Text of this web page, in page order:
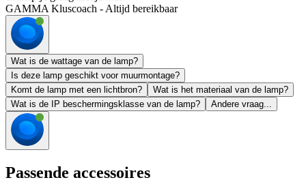
GAMMA Kluscoach - Altijd bereikbaar
Wat is de wattage van de lamp?
Is deze lamp geschikt voor muurmontage?
Komt de lamp met een lichtbron?
Wat is het materiaal van de lamp?
Wat is de IP beschermingsklasse van de lamp?
Andere vraag...
Passende accessoires